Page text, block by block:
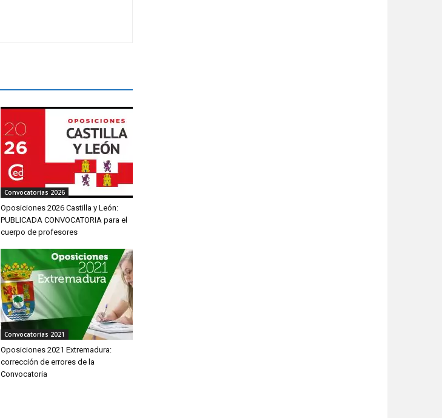
Convocatorias 2026
Oposiciones 2026 Castilla y León:
PUBLICADA CONVOCATORIA para el
cuerpo de profesores
Convocatorias 2021
Oposiciones 2021 Extremadura:
corrección de errores de la
Convocatoria